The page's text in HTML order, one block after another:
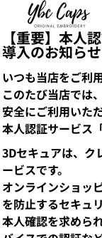
【重要】本人
導入のお知らせ
いつも当店をご利
このたび当店では
安全にご利用いた
本人認証サービス
3Dセキュアは、ク
ービスです。
オンラインショッ
を防止するセキュ
本人確認を求めら